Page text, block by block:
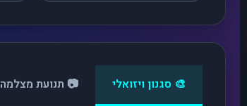
🎨 סגנון ויזואלי 📷 תנועת מצלמה